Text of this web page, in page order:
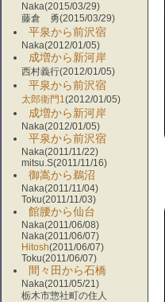
Naka(2015/03/29)
藤倉 勇(2015/03/29)
平泉から前沢宿
Naka(2012/01/05)
成増から新河岸
西村義行(2012/01/05)
平泉から前沢宿
太郎衛門1(2012/01/05)
成増から新河岸
Naka(2012/01/05)
平泉から前沢宿
Naka(2011/11/22)
mitsu.S(2011/11/16)
御嵩から鵜沼
Naka(2011/11/04)
Toku(2011/11/03)
館腰から仙台
Naka(2011/06/08)
Naka(2011/06/07)
Hitosh(2011/06/07)
Toku(2011/06/07)
間々田から石橋
Naka(2011/05/21)
栃木市惣社町の住人